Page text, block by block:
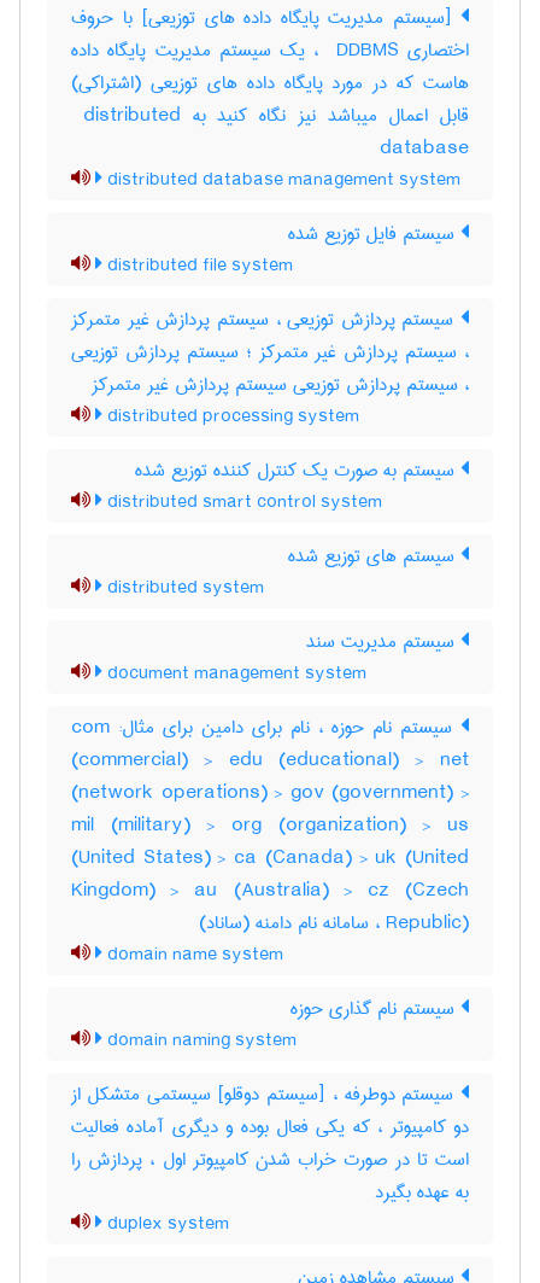
[سیستم مدیریت پایگاه داده های توزیعی] با حروف
اختصاری ‎ DDBMS ، یک سیستم مدیریت پایگاه داده
هاست که در مورد پایگاه داده های توزیعی (اشتراکی)
قابل اعمال میباشد نیز نگاه کنید به ‎ distributed
database
distributed database management system
سیستم فایل توزیع شده
distributed file system
سیستم پردازش توزیعی ، سیستم پردازش غیر متمرکز
، سیستم پردازش غیر متمرکز ؛ سیستم پردازش توزیعی
، سیستم پردازش توزیعی سیستم پردازش غیر متمرکز
distributed processing system
سیستم به صورت یک کنترل کننده توزیع شده
distributed smart control system
سیستم های توزیع شده
distributed system
سیستم مدیریت سند
document management system
سیستم نام حوزه ، نام برای دامین برای مثال: com
(commercial) > edu (educational) > net
(network operations) > gov (government) >
mil (military) > org (organization) > us
(United States) > ca (Canada) > uk (United
Kingdom) > au (Australia) > cz (Czech
Republic) ، سامانه نام دامنه (ساناد)
domain name system
سیستم نام گذاری حوزه
domain naming system
سیستم دوطرفه ، [سیستم دوقلو] سیستمی متشکل از
دو کامپیوتر ، که یکی فعال بوده و دیگری آماده فعالیت
است تا در صورت خراب شدن کامپیوتر اول ، پردازش را
به عهده بگیرد
duplex system